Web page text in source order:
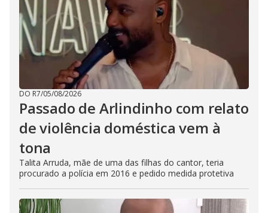
DO R7/05/08/2026
Passado de Arlindinho com relato
de violência doméstica vem à
tona
Talita Arruda, mãe de uma das filhas do cantor, teria
procurado a polícia em 2016 e pedido medida protetiva